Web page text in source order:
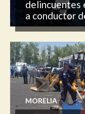
delincuentes
a conductor
MORELIA